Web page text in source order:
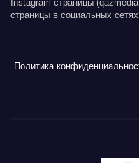
Instagram страницы
страницы в социальных
Политика